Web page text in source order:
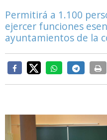
Permitirá a 1.100
ejercer funciones
ayuntamientos de la